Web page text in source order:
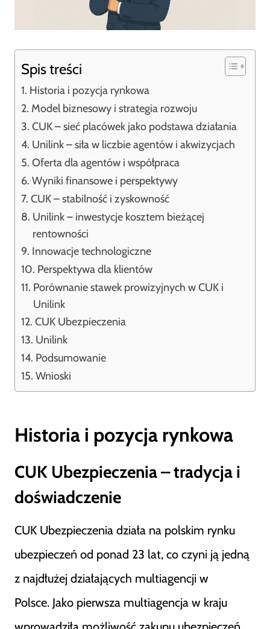
Spis treści
Historia i pozycja rynkowa
Model biznesowy i strategia rozwoju
CUK – sieć placówek jako podstawa działania
Unilink – siła w liczbie agentów i akwizycjach
Oferta dla agentów i współpraca
Wyniki finansowe i perspektywy
CUK – stabilność i zyskowność
Unilink – inwestycje kosztem bieżącej
rentowności
Innowacje technologiczne
Perspektywa dla klientów
Porównanie stawek prowizyjnych w CUK i
Unilink
CUK Ubezpieczenia
Unilink
Podsumowanie
Wnioski
Historia i pozycja rynkowa
CUK Ubezpieczenia – tradycja i
doświadczenie
CUK Ubezpieczenia działa na polskim rynku
ubezpieczeń od ponad 23 lat, co czyni ją jedną
z najdłużej działających multiagencji w
Polsce. Jako pierwsza multiagencja w kraju